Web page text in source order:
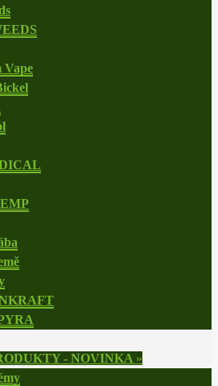
Vape
- NOVINKA »